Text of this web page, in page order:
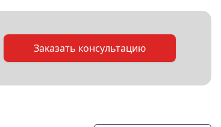
Заказать консультацию